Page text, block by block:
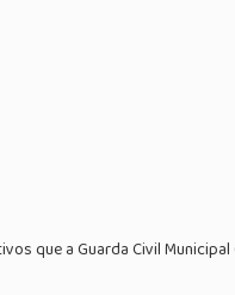
que a Guarda Civil